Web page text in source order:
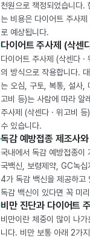
천원으로 책정되었습니다.
는 비용은 다이어트 주사
로 예상됩니다.
다이어트 주사제 (삭센
다이어트 주사제 (삭센다
의 방식으로 작용합니다.
는 오심, 구토, 복통, 설사,
고비 등)는 사람에 따라 알
주사제 (삭센다 · 위고비
수 있습니다.
독감 예방접종 제조사
국내에서 독감 예방접종
국백신, 보령제약, GC녹
4가 독감 백신을 제공하고
독감 백신이 있다면 꼭 미
비만 진단과 다이어트
비만이란 체중이 많이 나
니다. 비만 보통 아래 2가